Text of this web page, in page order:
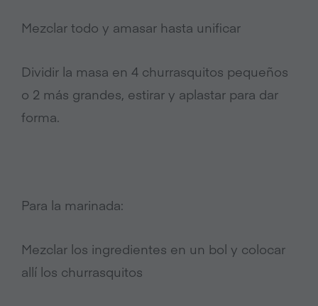
Mezclar todo y amasar hasta unificar
Dividir la masa en 4 churrasquitos pequeños
o 2 más grandes, estirar y aplastar para dar
forma.
Para la marinada:
Mezclar los ingredientes en un bol y colocar
allí los churrasquitos